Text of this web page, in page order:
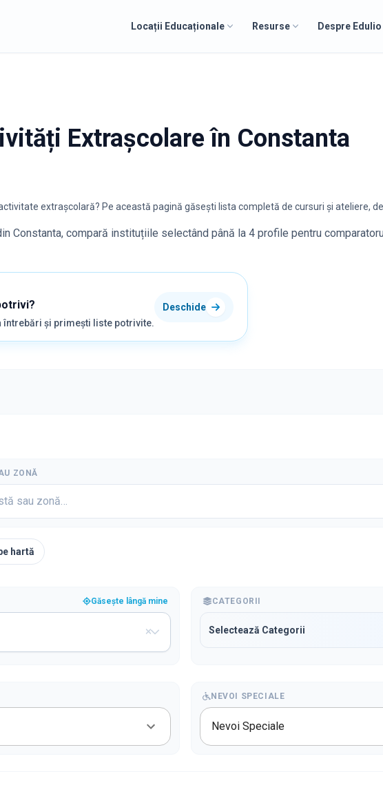
Locații Educaționale Resurse Despre Edulio
Extrașcolare în Constanta
extrașcolară? Pe această pagină găsești lista completă de cursuri și ateliere,
Constanta, compară instituțiile selectând până la 4 profile pentru
întrebări și primești liste potrivite.
Deschide
ZONĂ
hartă
Găsește lângă mine CATEGORII
Selectează Categorii
NEVOI SPECIALE
Nevoi Speciale